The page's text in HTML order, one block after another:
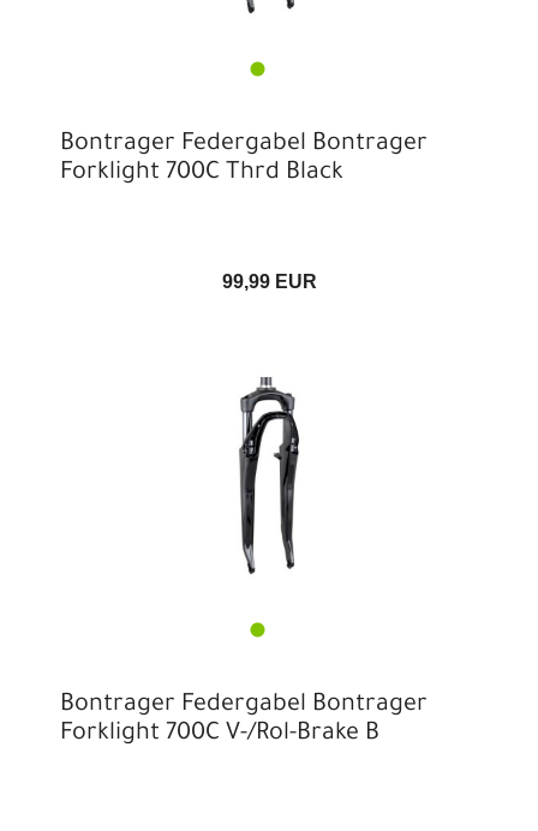
Bontrager Federgabel Bontrager
Forklight 700C Thrd Black
99,99 EUR
Bontrager Federgabel Bontrager
Forklight 700C V-/Rol-Brake B